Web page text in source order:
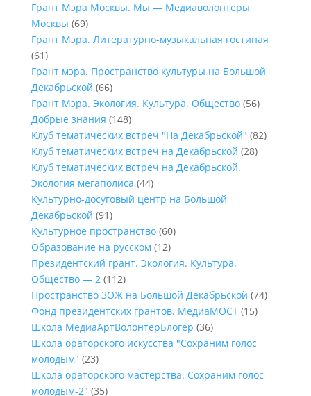
Грант Мэра Москвы. Мы — Медиаволонтеры
Москвы (69)
Грант Мэра. Литературно-музыкальная гостиная
(61)
Грант мэра. Пространство культуры на Большой
Декабрьской (66)
Грант Мэра. Экология. Культура. Общество(56)
Добрые знания (148)
Клуб тематических встреч "На Декабрьской" (82)
Клуб тематических встреч на Декабрьской (28)
Клуб тематических встреч на Декабрьской.
Экология мегаполиса (44)
Культурно-досуговый центр на Большой
Декабрьской (91)
Культурное пространство(60)
Образование на русском (12)
Президентский грант. Экология. Культура.
Общество — 2(112)
Пространство ЗОЖ на Большой Декабрьской (74)
Фонд президентских грантов. МедиаМОСТ(15)
Школа МедиаАртВолонтёрБлогер (36)
Школа ораторского искусства "Сохраним голос
молодым" (23)
Школа ораторского мастерства. Сохраним голос
молодым-2" (35)